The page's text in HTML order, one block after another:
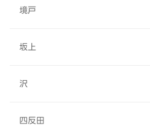
境戸
坂上
沢
四反田